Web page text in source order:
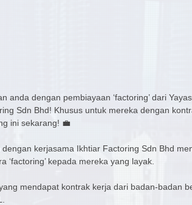
anda dengan pembiayaan ‘factoring’ dari
Sdn Bhd! Khusus untuk mereka dengan
ini sekarang! 💼
kerjasama Ikhtiar Factoring Sdn Bhd
‘factoring’ kepada mereka yang layak.
mendapat kontrak kerja dari badan-badan